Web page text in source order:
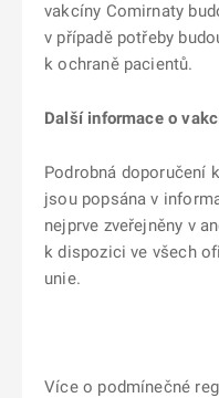
vakcíny Comirnaty
v případě potřeby
k ochraně pacientů.
Další informace o
Podrobná doporučení
jsou popsána v
nejprve zveřejněny v
k dispozici ve všech
unie.
Více o podmínečné